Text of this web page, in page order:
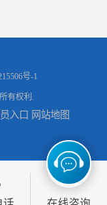
号-1
有权利.
入口 网站地图